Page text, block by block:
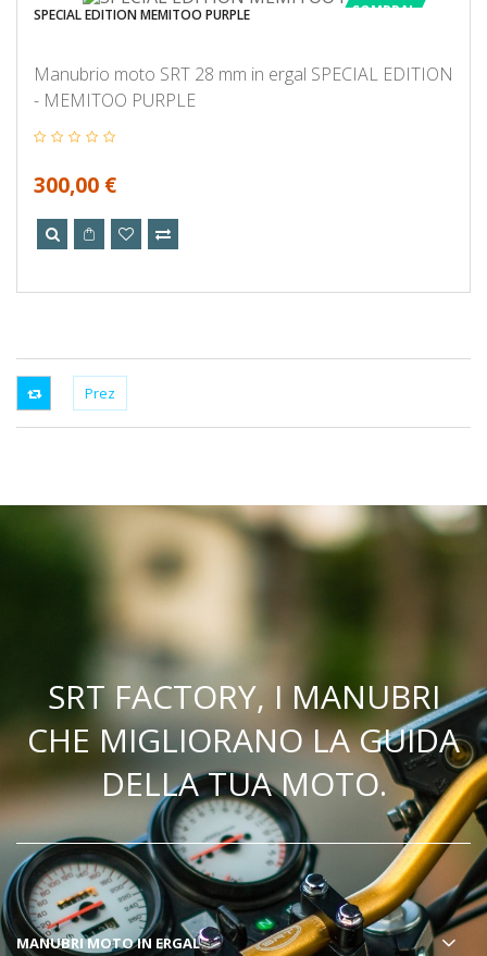
COMPRA!
SPECIAL EDITION MEMITOO PURPLE
Manubrio moto SRT 28 mm in ergal SPECIAL EDITION
- MEMITOO PURPLE
300,00 €
SRT FACTORY, I MANUBRI
CHE MIGLIORANO LA GUIDA
DELLA TUA MOTO.
MANUBRI MOTOIN ERGAL